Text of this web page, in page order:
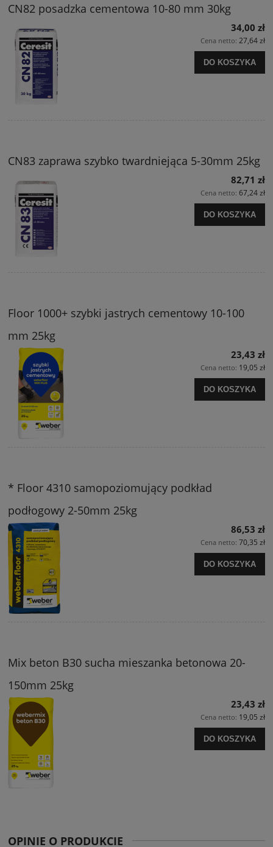
CN82 posadzka cementowa 10-80 mm 30kg
34,00 zł
Cena netto: 27,64 zł
DO KOSZYKA
CN83 zaprawa szybko twardniejąca 5-30mm 25kg
82,71 zł
Cena netto: 67,24 zł
DO KOSZYKA
Floor 1000+ szybki jastrych cementowy 10-100
mm 25kg
23,43 zł
Cena netto: 19,05 zł
DO KOSZYKA
* Floor 4310 samopoziomujący podkład
podłogowy 2-50mm 25kg
86,53 zł
Cena netto: 70,35 zł
DO KOSZYKA
Mix beton B30 sucha mieszanka betonowa 20-
150mm 25kg
23,43 zł
Cena netto: 19,05 zł
DO KOSZYKA
OPINIE O PRODUKCIE